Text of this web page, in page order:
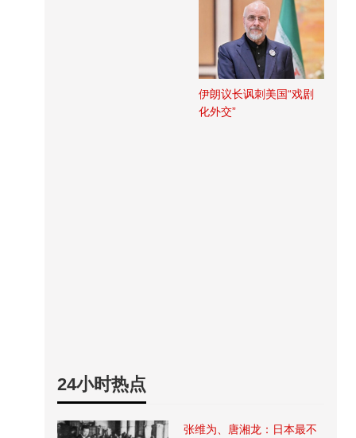
伊朗议长讽刺美国“戏剧
化外交”
24小时热点
张维为、唐湘龙：日本最不